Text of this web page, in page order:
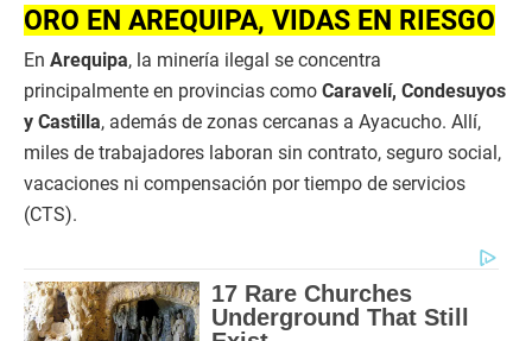
ORO EN AREQUIPA, VIDAS EN RIESGO
En Arequipa, la minería ilegal se concentra
principalmente en provincias como Caravelí, Condesuyos
y Castilla, además de zonas cercanas a Ayacucho. Allí,
miles de trabajadores laboran sin contrato, seguro social,
vacaciones ni compensación por tiempo de servicios
(CTS).